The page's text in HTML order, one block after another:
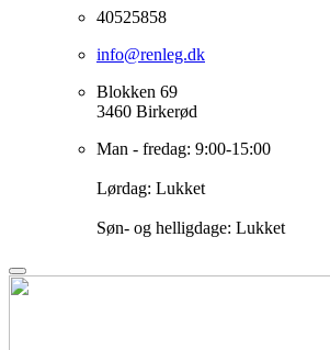
40525858
info@renleg.dk
Blokken 69
3460 Birkerød
Man - fredag: 9:00-15:00
Lørdag: Lukket
Søn- og helligdage: Lukket